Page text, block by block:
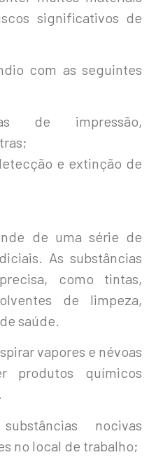
significativos de
com as seguintes
de impressão,
e extinção de
de uma série de
As substâncias
como tintas,
de limpeza,
saúde.
vapores e névoas
produtos químicos
nocivas
no local de trabalho;